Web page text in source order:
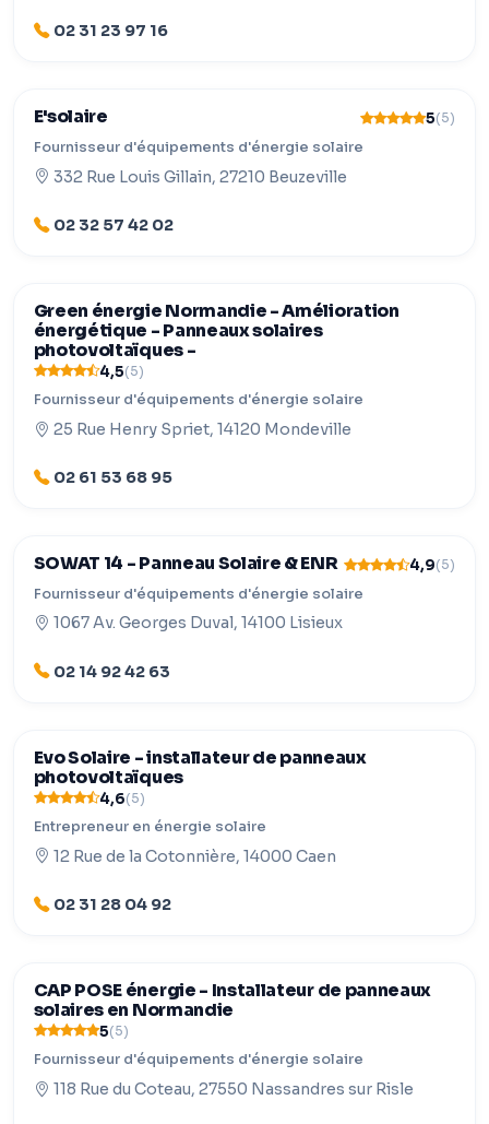
02 31 23 97 16
E'solaire 5(5)
Fournisseur d'équipements d'énergie solaire
332 Rue Louis Gillain, 27210 Beuzeville
02 32 57 42 02
Green énergie Normandie - Amélioration
énergétique - Panneaux solaires
photovoltaïques -
4,5(5)
Fournisseur d'équipements d'énergie solaire
25 Rue Henry Spriet, 14120 Mondeville
02 61 53 68 95
SOWAT 14 - Panneau Solaire & ENR 4,9(5)
Fournisseur d'équipements d'énergie solaire
1067 Av. Georges Duval, 14100 Lisieux
02 14 92 42 63
Evo Solaire - installateur de panneaux
photovoltaïques
4,6(5)
Entrepreneur en énergie solaire
12 Rue de la Cotonnière, 14000 Caen
02 31 28 04 92
CAP POSE énergie - Installateur de panneaux
solaires en Normandie
5(5)
Fournisseur d'équipements d'énergie solaire
118 Rue du Coteau, 27550 Nassandres sur Risle